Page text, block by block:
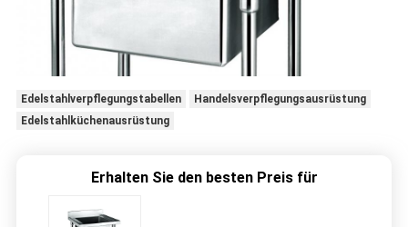
Edelstahlverpflegungstabellen
Handelsverpflegungsausrüstung
Edelstahlküchenausrüstung
Erhalten Sie den besten Preis für